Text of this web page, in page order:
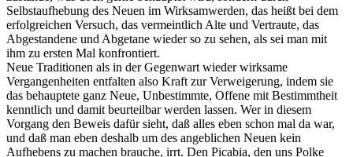
Selbstaufhebung des Neuen im Wirksamwerden, das heißt bei dem
erfolgreichen Versuch, das vermeintlich Alte und Vertraute, das
Abgestandene und Abgetane wieder so zu sehen, als sei man mit
ihm zu ersten Mal konfrontiert.
Neue Traditionen als in der Gegenwart wieder wirksame
Vergangenheiten entfalten also Kraft zur Verweigerung, indem sie
das behauptete ganz Neue, Unbestimmte, Offene mit Bestimmtheit
kenntlich und damit beurteilbar werden lassen. Wer in diesem
Vorgang den Beweis dafür sieht, daß alles eben schon mal da war,
und daß man eben deshalb um des angeblichen Neuen kein
Aufhebens zu machen brauche, irrt. Den Picabia, den uns Polke